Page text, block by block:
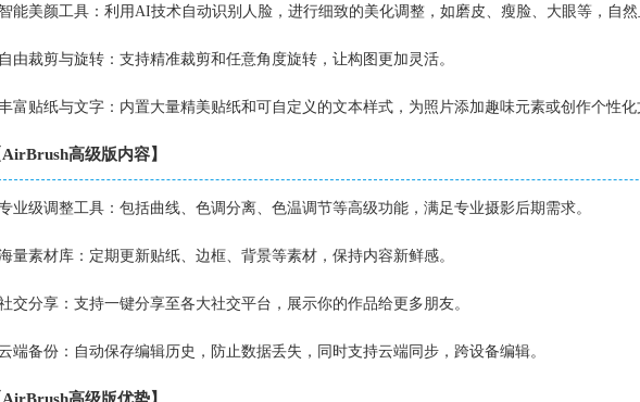
能美颜工具：利用AI技术自动识别人脸，进行细致的美化调整，如磨皮、瘦脸、大眼等，自然
由裁剪与旋转：支持精准裁剪和任意角度旋转，让构图更加灵活。
富贴纸与文字：内置大量精美贴纸和可自定义的文本样式，为照片添加趣味元素或创作个性化
AirBrush高级版内容】
业级调整工具：包括曲线、色调分离、色温调节等高级功能，满足专业摄影后期需求。
量素材库：定期更新贴纸、边框、背景等素材，保持内容新鲜感。
交分享：支持一键分享至各大社交平台，展示你的作品给更多朋友。
端备份：自动保存编辑历史，防止数据丢失，同时支持云端同步，跨设备编辑。